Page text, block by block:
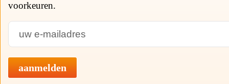
voorkeuren.
aanmelden